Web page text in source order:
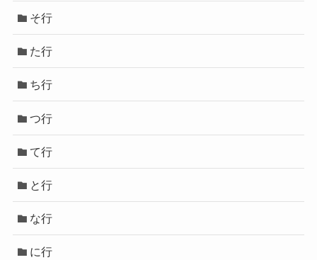
そ行
た行
ち行
つ行
て行
と行
な行
に行